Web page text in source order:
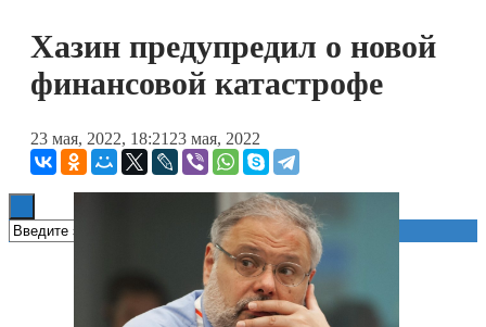
Книги
Хазин предупредил о новой
финансовой катастрофе
23 мая, 2022, 18:21 23 мая, 2022